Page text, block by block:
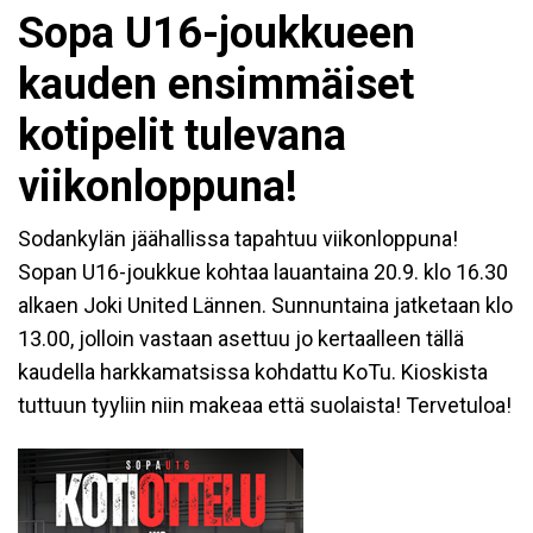
Sopa U16-joukkueen
kauden ensimmäiset
kotipelit tulevana
viikonloppuna!
Sodankylän jäähallissa tapahtuu viikonloppuna!
Sopan U16-joukkue kohtaa lauantaina 20.9. klo 16.30
alkaen Joki United Lännen. Sunnuntaina jatketaan klo
13.00, jolloin vastaan asettuu jo kertaalleen tällä
kaudella harkkamatsissa kohdattu KoTu. Kioskista
tuttuun tyyliin niin makeaa että suolaista! Tervetuloa!